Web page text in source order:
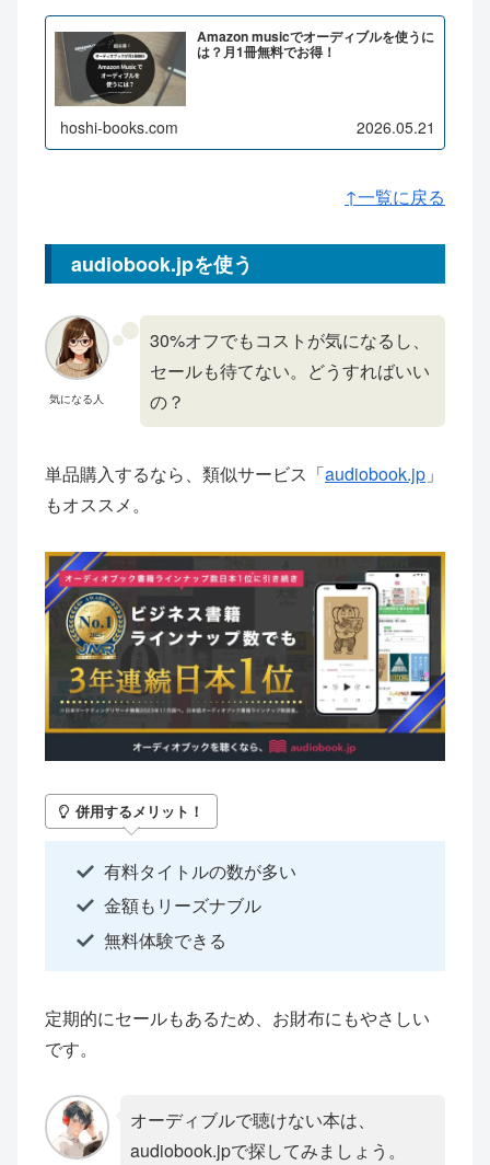
Amazon musicでオーディブルを使うに
は？月1冊無料でお得！
hoshi-books.com 2026.05.21
↑一覧に戻る
audiobook.jpを使う
気になる人
30%オフでもコストが気になるし、
セールも待てない。どうすればいい
の？
単品購入するなら、類似サービス「audiobook.jp 」
もオススメ。
併用するメリット！
有料タイトルの数が多い
金額もリーズナブル
無料体験できる
定期的にセールもあるため、お財布にもやさしい
です。
オーディブルで聴けない本は、
audiobook.jpで探してみましょう。